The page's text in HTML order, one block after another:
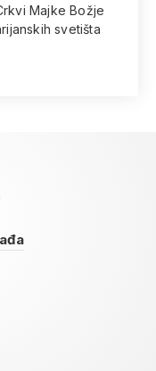
Majke Božje
svetišta